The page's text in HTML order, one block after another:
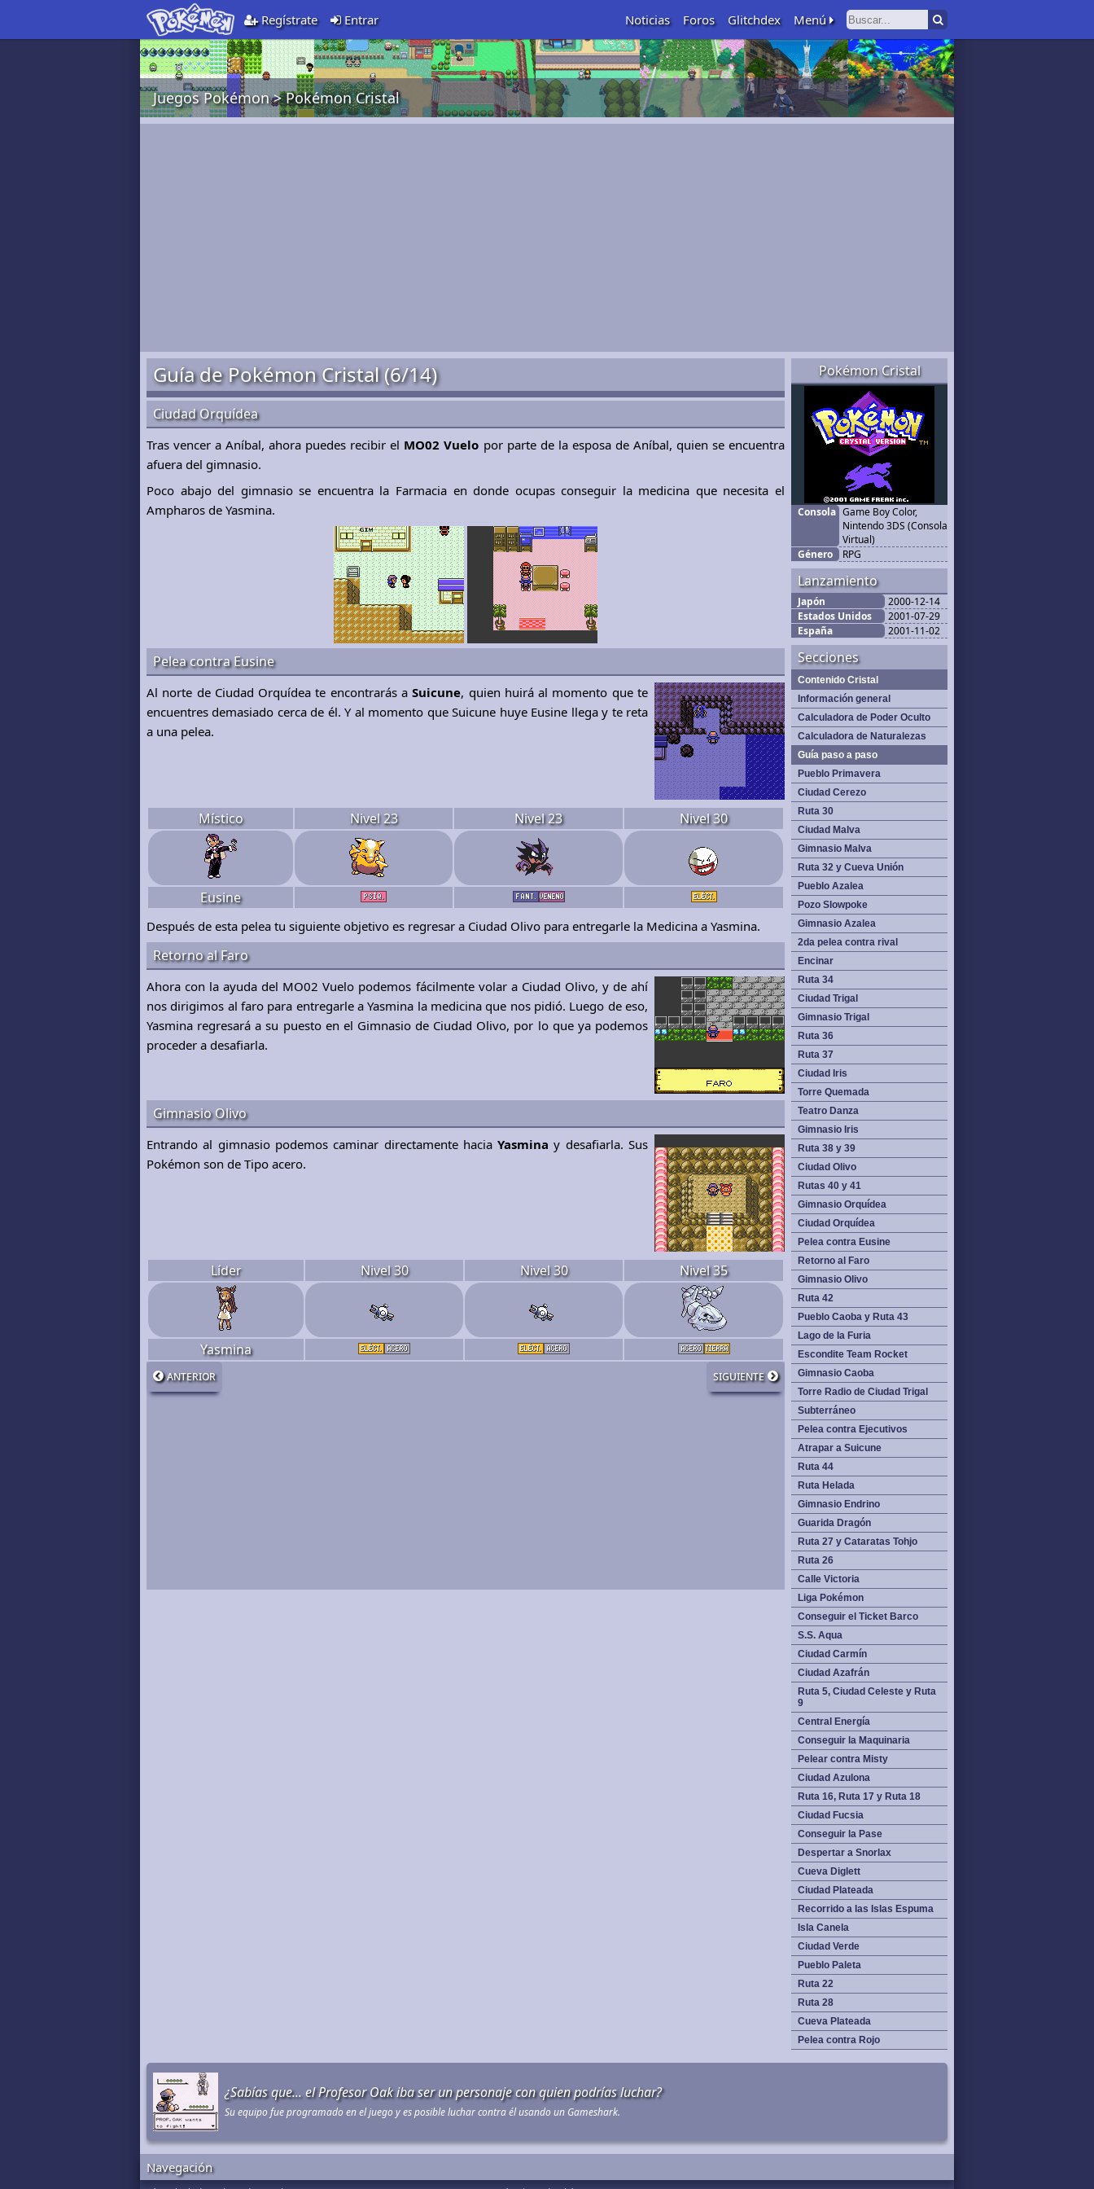
Regístrate Entrar Noticias Foros Glitchdex Menú
Juegos Pokémon>Pokémon Cristal
Pokémon Cristal
Consola Game Boy Color,
Nintendo 3DS (Consola
Virtual)
Género
RPG
Lanzamiento
Japón
2000-12-14
Estados Unidos
2001-07-29
España
2001-11-02
Secciones
Contenido Cristal
Información general
Calculadora de Poder Oculto
Calculadora de Naturalezas
Guía paso a paso
Pueblo Primavera
Ciudad Cerezo
Ruta 30
Ciudad Malva
Gimnasio Malva
Ruta 32 y Cueva Unión
Pueblo Azalea
Pozo Slowpoke
Gimnasio Azalea
2da pelea contra rival
Encinar
Ruta 34
Ciudad Trigal
Gimnasio Trigal
Ruta 36
Ruta 37
Ciudad Iris
Torre Quemada
Teatro Danza
Gimnasio Iris
Ruta 38 y 39
Ciudad Olivo
Rutas 40 y 41
Gimnasio Orquídea
Ciudad Orquídea
Pelea contra Eusine
Retorno al Faro
Gimnasio Olivo
Ruta 42
Pueblo Caoba y Ruta 43
Lago de la Furia
Escondite Team Rocket
Gimnasio Caoba
Torre Radio de Ciudad Trigal
Subterráneo
Pelea contra Ejecutivos
Atrapar a Suicune
Ruta 44
Ruta Helada
Gimnasio Endrino
Guarida Dragón
Ruta 27 y Cataratas Tohjo
Ruta 26
Calle Victoria
Liga Pokémon
Conseguir el Ticket Barco
S.S. Aqua
Ciudad Carmín
Ciudad Azafrán
Ruta 5, Ciudad Celeste y Ruta
9
Central Energía
Conseguir la Maquinaria
Pelear contra Misty
Ciudad Azulona
Ruta 16, Ruta 17 y Ruta 18
Ciudad Fucsia
Conseguir la Pase
Despertar a Snorlax
Cueva Diglett
Ciudad Plateada
Recorrido a las Islas Espuma
Isla Canela
Ciudad Verde
Pueblo Paleta
Ruta 22
Ruta 28
Cueva Plateada
Pelea contra Rojo
Guía de Pokémon Cristal (6/14)
Ciudad Orquídea
Tras vencer a Aníbal, ahora puedes recibir el MO02 Vuelo por parte de la esposa de Aníbal, quien se encuentra
afuera del gimnasio.
Poco abajo del gimnasio se encuentra la Farmacia en donde ocupas conseguir la medicina que necesita el
Ampharos de Yasmina.
Pelea contra Eusine
Al norte de Ciudad Orquídea te encontrarás aSuicune, quien huirá al momento que te
encuentres demasiado cerca de él. Y al momento que Suicune huye Eusine llega y te reta
a una pelea.
Místico Nivel 23 Nivel 23 Nivel 30
Eusine
Después de esta pelea tu siguiente objetivo es regresar a Ciudad Olivo para entregarle la Medicina a Yasmina.
Retorno al Faro
Ahora con la ayuda del MO02 Vuelo podemos fácilmente volar a Ciudad Olivo, y de ahí
nos dirigimos al faro para entregarle a Yasmina la medicina que nos pidió. Luego de eso,
Yasmina regresará a su puesto en el Gimnasio de Ciudad Olivo, por lo que ya podemos
proceder a desafiarla.
Gimnasio Olivo
Entrando al gimnasio podemos caminar directamente haciaYasmina y desafiarla. Sus
Pokémon son de Tipo acero.
Líder Nivel 30 Nivel 30 Nivel 35
Yasmina
anterior siguiente
¿Sabías que... el Profesor Oak iba ser un personaje con quien podrías luchar?
Su equipo fue programado en el juego y es posible luchar contra él usando un Gameshark.
Navegación